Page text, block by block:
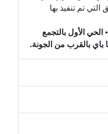
تم تنفيذ بها
الحي الأول بالتجمع
باي بالقرب من الجونة.